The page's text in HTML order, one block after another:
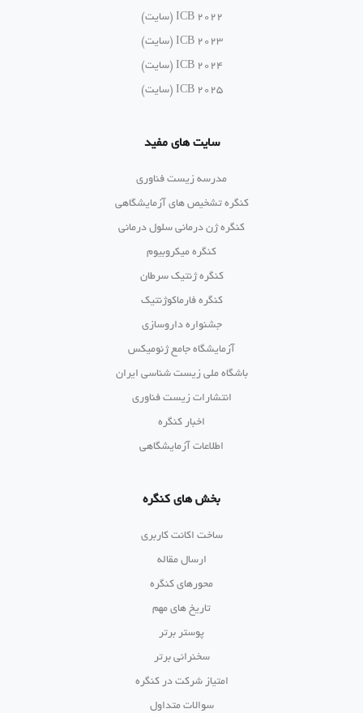
ICB 2022 (سایت)
ICB 2023 (سایت)
ICB 2024 (سایت)
ICB 2025 (سایت)
سایت های مفید
مدرسه زیست فناوری
کنگره تشخیص های آزمایشگاهی
کنگره ژن درمانی سلول درمانی
کنگره میکروبیوم
کنگره ژنتیک سرطان
کنگره فارماکوژنتیک
جشنواره داروسازی
آزمایشگاه جامع ژنومیکس
باشگاه ملی زیست شناسی ایران
انتشارات زیست فناوری
اخبار کنگره
اطلاعات آزمایشگاهی
بخش های کنگره
ساخت اکانت کاربری
ارسال مقاله
محورهای کنگره
تاریخ های مهم
پوستر برتر
سخنرانی برتر
امتیاز شرکت در کنگره
سوالات متداول